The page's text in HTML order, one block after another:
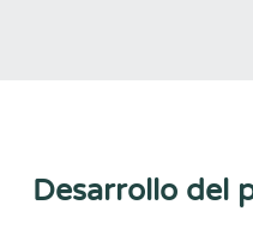
Desarrollo del